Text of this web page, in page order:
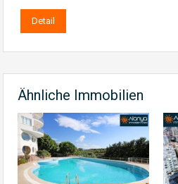
Detail
Ähnliche Immobilien